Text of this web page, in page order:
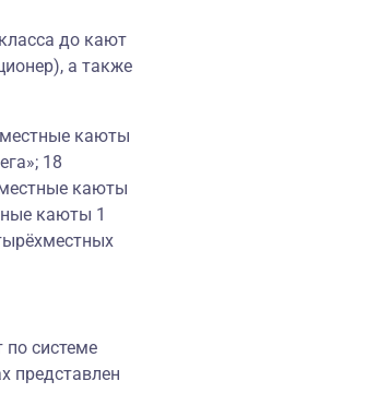
до кают
а также
каюты
18
каюты
каюты 1
по системе
представлен